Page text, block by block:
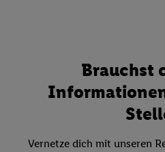
Brauchst
Vernetze dich mit unseren